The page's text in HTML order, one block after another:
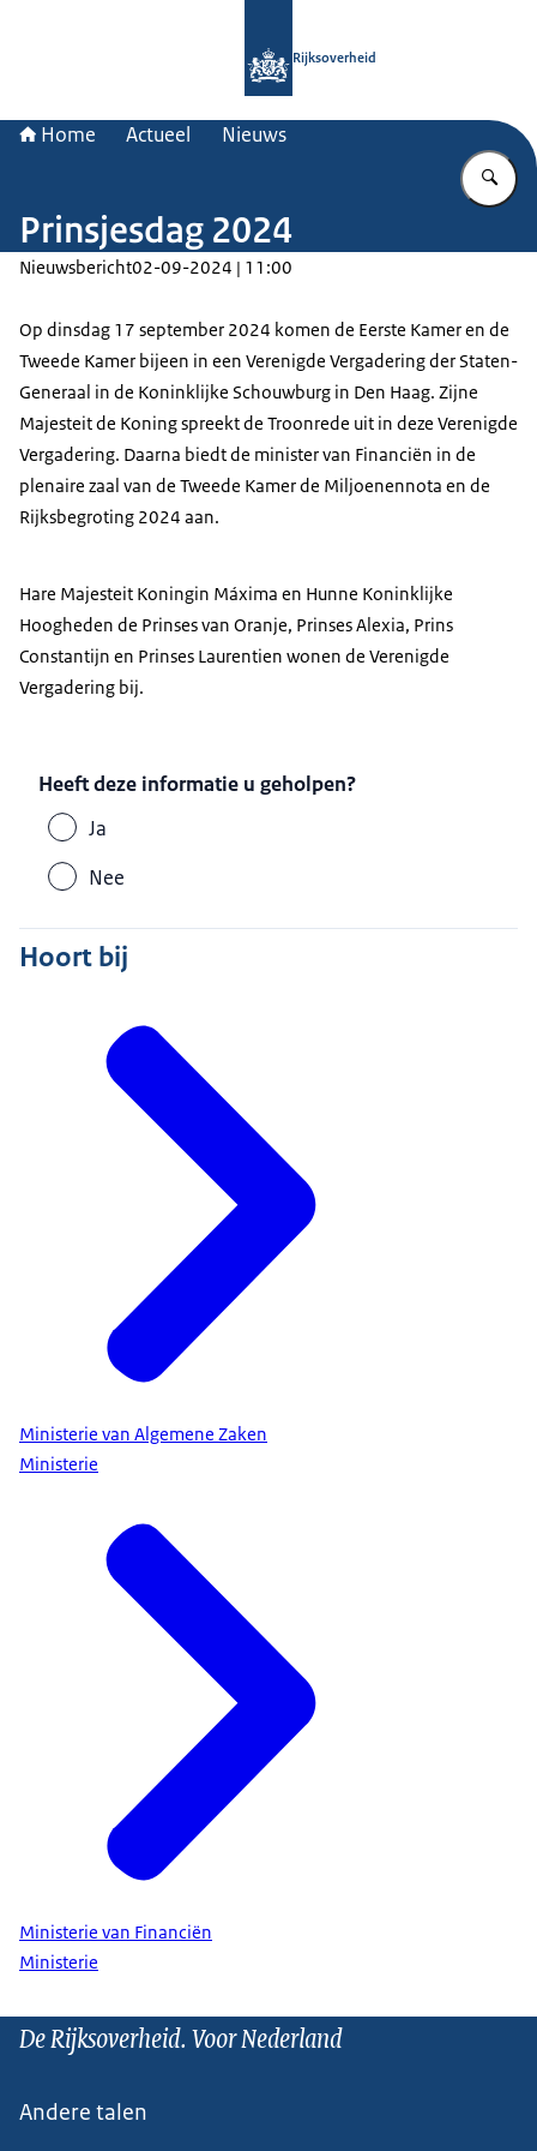
Rijksoverheid
Home Actueel Nieuws
Prinsjesdag 2024
Nieuwsbericht02-09-2024 | 11:00
Op dinsdag 17 september 2024 komen de Eerste Kamer en de
Tweede Kamer bijeen in een Verenigde Vergadering der Staten-
Generaal in de Koninklijke Schouwburg in Den Haag. Zijne
Majesteit de Koning spreekt de Troonrede uit in deze Verenigde
Vergadering. Daarna biedt de minister van Financiën in de
plenaire zaal van de Tweede Kamer de Miljoenennota en de
Rijksbegroting 2024 aan.
Hare Majesteit Koningin Máxima en Hunne Koninklijke
Hoogheden de Prinses van Oranje, Prinses Alexia, Prins
Constantijn en Prinses Laurentien wonen de Verenigde
Vergadering bij.
Heeft deze informatie u geholpen?
Ja
Nee
Hoort bij
Ministerie van Algemene Zaken
Ministerie
Ministerie van Financiën
Ministerie
De Rijksoverheid. Voor Nederland
Andere talen